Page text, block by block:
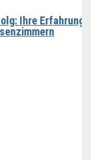
Ihre Erfahrung